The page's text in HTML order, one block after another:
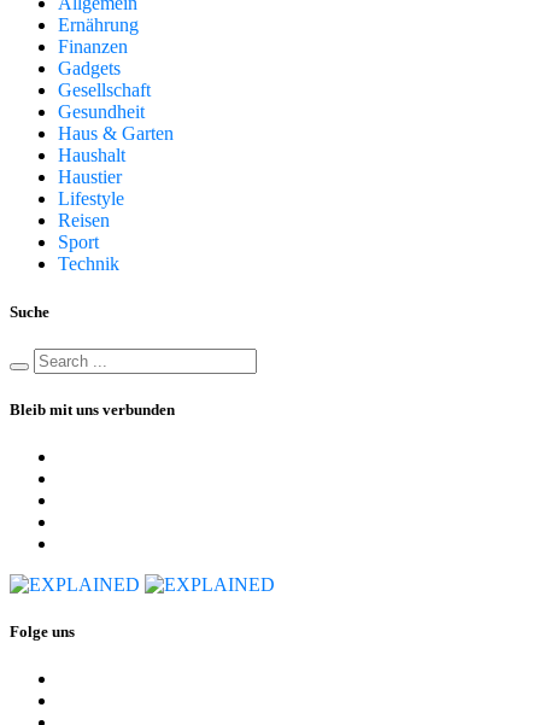
Ernährung
Finanzen
Gadgets
Gesellschaft
Gesundheit
Haus & Garten
Haushalt
Haustier
Lifestyle
Reisen
Sport
Technik
Suche
Bleib mit uns verbunden
Folge uns